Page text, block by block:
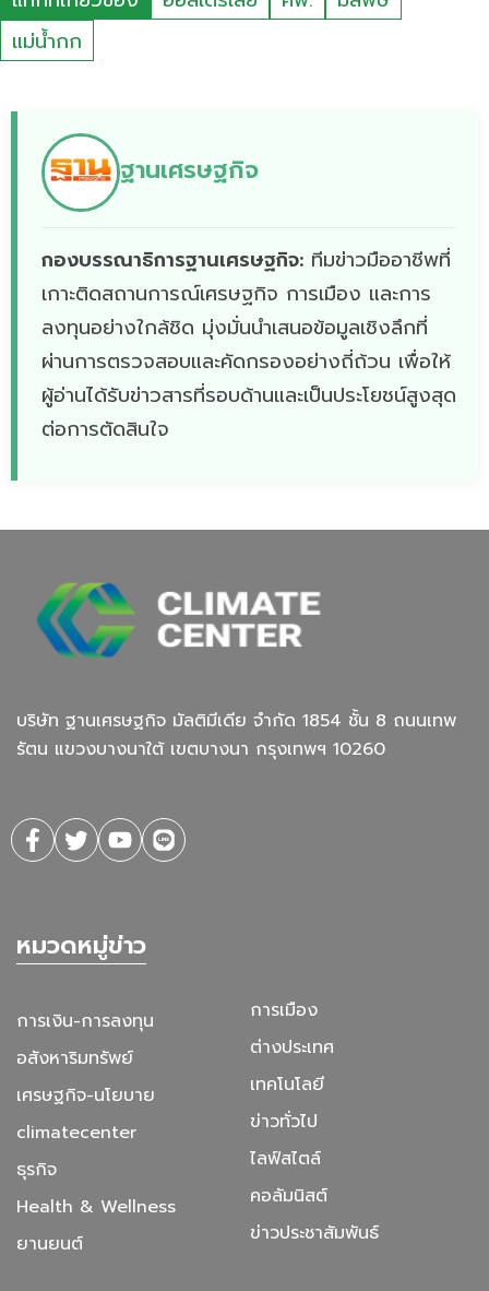
แม่น้ำกก
ฐานเศรษฐกิจ
กองบรรณาธิการฐานเศรษฐกิจ: ทีมข่าวมืออาชีพที่
เกาะติดสถานการณ์เศรษฐกิจ การเมือง และการ
ลงทุนอย่างใกล้ชิด มุ่งมั่นนำเสนอข้อมูลเชิงลึกที่
ผ่านการตรวจสอบและคัดกรองอย่างถี่ถ้วน เพื่อให้
ผู้อ่านได้รับข่าวสารที่รอบด้านและเป็นประโยชน์สูงสุด
ต่อการตัดสินใจ
บริษัท ฐานเศรษฐกิจ มัลติมีเดีย จํากัด 1854 ชั้น 8 ถนนเทพ
รัตน แขวงบางนาใต้ เขตบางนา กรุงเทพฯ 10260
หมวดหมู่ข่าว
การเงิน-การลงทุน
อสังหาริมทรัพย์
เศรษฐกิจ-นโยบาย
climatecenter
ธุรกิจ
Health & Wellness
ยานยนต์
การเมือง
ต่างประเทศ
เทคโนโลยี
ข่าวทั่วไป
ไลฟ์สไตล์
คอลัมนิสต์
ข่าวประชาสัมพันธ์